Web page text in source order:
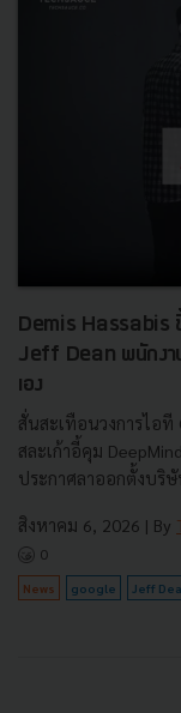
Demis Hassabis
Jeff Dean พนักงา
เอง
สั่นสะเทือนวงการไอ
สละเก้าอี้คุม
ประกาศลาออกตั้งบริษั
สิงหาคม 6, 2026 | By
0
News google Jeff